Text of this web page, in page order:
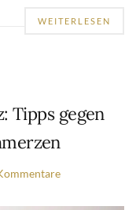
WEITERLESEN
Tipps gegen